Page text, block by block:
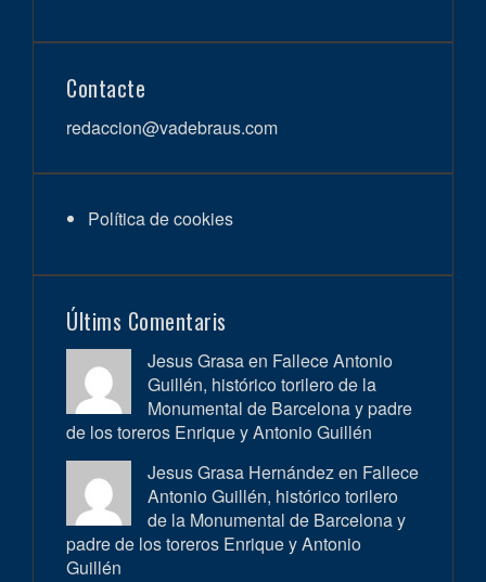
Contacte
redaccion@vadebraus.com
Política de cookies
Últims Comentaris
Jesus Grasa en Fallece Antonio
Guillén, histórico torilero de la
Monumental de Barcelona y padre
de los toreros Enrique y Antonio Guillén
Jesus Grasa Hernández en Fallece
Antonio Guillén, histórico torilero
de la Monumental de Barcelona y
padre de los toreros Enrique y Antonio
Guillén